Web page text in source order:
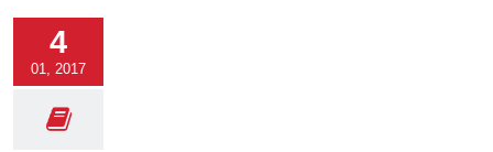
4
01, 2017